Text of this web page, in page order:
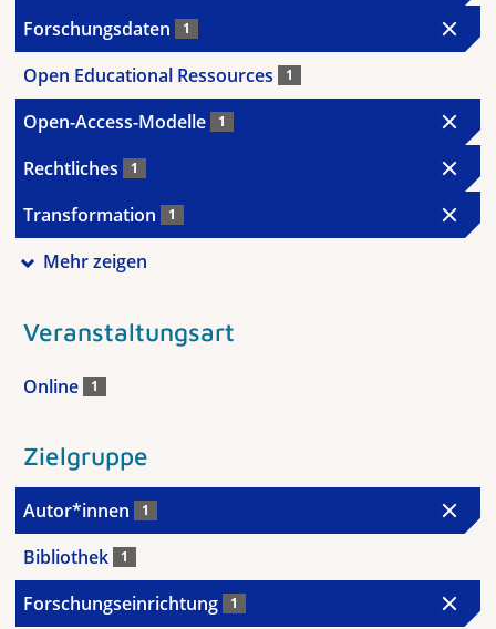
Forschungsdaten 1
Open Educational Ressources 1
Open-Access-Modelle 1
Rechtliches 1
Transformation 1
Mehr zeigen
Veranstaltungsart
Online 1
Zielgruppe
Autor*innen 1
Bibliothek 1
Forschungseinrichtung 1